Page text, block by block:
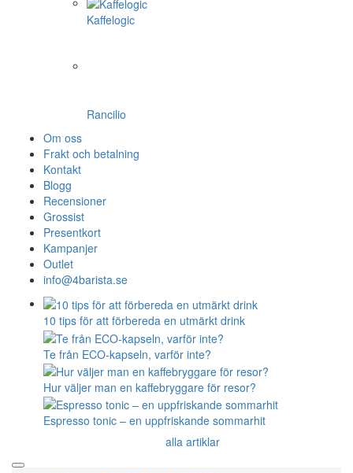
Kaffelogic
Rancilio
Om oss
Frakt och betalning
Kontakt
Blogg
Recensioner
Grossist
Presentkort
Kampanjer
Outlet
info@4barista.se
10 tips för att förbereda en utmärkt drink
Te från ECO-kapseln, varför inte?
Hur väljer man en kaffebryggare för resor?
Espresso tonic – en uppfriskande sommarhit
alla artiklar